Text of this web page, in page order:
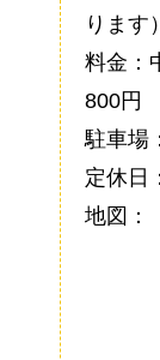
ります）
料金：
800円
駐車場
定休日
地図：